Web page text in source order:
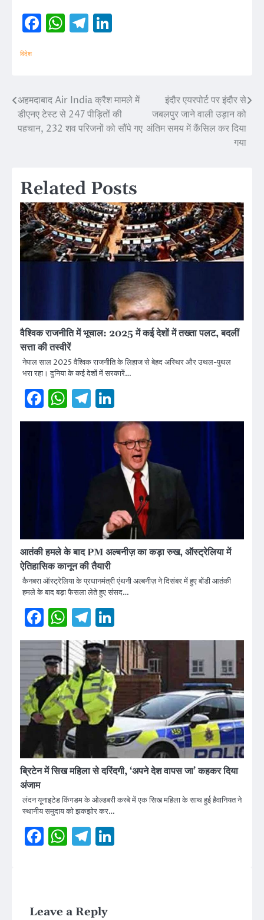
Facebook
WhatsApp
Telegram
विदेश
Post
navigation
अहमदाबाद Air India क्रैश मामले में
डीएनए टेस्ट से 247 पीड़ितों की
पहचान, 232 शव परिजनों को सौंपे गए
इंदौर एयरपोर्ट पर इंदौर से
जबलपुर जाने वाली उड़ान को
अंतिम समय में कैंसिल कर दिया
गया
Related Posts
वैश्विक राजनीति में भूचाल: 2025 में कई देशों में तख्ता पलट, बदलीं
सत्ता की तस्वीरें
नेपाल साल 2025 वैश्विक राजनीति के लिहाज से बेहद अस्थिर और उथल-पुथल
भरा रहा। दुनिया के कई देशों में सरकारें…
Facebook
WhatsApp
Telegram
आतंकी हमले के बाद PM अल्बनीज़ का कड़ा रुख, ऑस्ट्रेलिया में
ऐतिहासिक कानून की तैयारी
कैनबरा ऑस्ट्रेलिया के प्रधानमंत्री एंथनी अल्बनीज़ ने दिसंबर में हुए बोंडी आतंकी
हमले के बाद बड़ा फैसला लेते हुए संसद…
Facebook
WhatsApp
Telegram
ब्रिटेन में सिख महिला से दरिंदगी, ‘अपने देश वापस जा’ कहकर दिया
अंजाम
लंदन यूनाइटेड किंगडम के ओल्डबरी कस्बे में एक सिख महिला के साथ हुई हैवानियत ने
स्थानीय समुदाय को झकझोर कर…
Facebook
WhatsApp
Telegram
Leave a Reply